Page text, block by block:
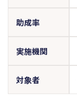
助成率
実施機関
対象者